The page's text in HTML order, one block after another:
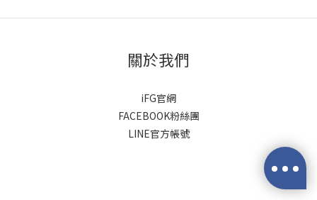
關於我們
iFG官網
FACEBOOK粉絲團
LINE官方帳號